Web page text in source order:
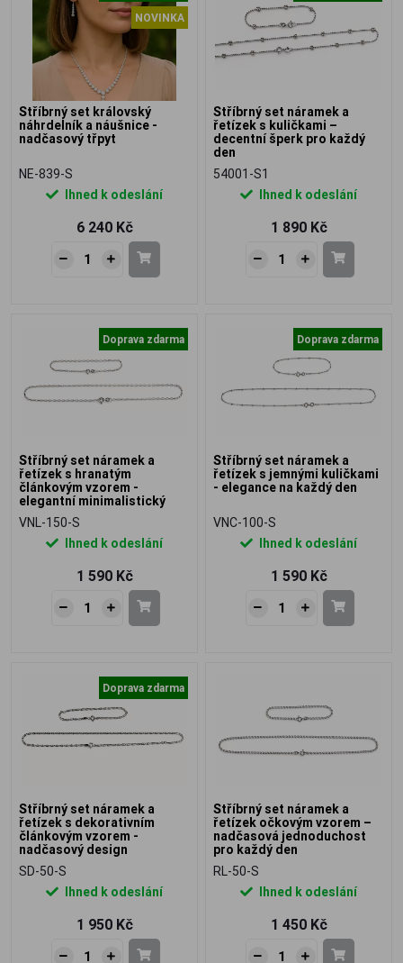
NOVINKA
Stříbrný set královský
náhrdelník a náušnice -
nadčasový třpyt
NE-839-S
Ihned k odeslání
6 240 Kč
Stříbrný set náramek a
řetízek s kuličkami –
decentní šperk pro každý
den
54001-S1
Ihned k odeslání
1 890 Kč
Doprava zdarma
Stříbrný set náramek a
řetízek s hranatým
článkovým vzorem -
elegantní minimalistický
šperk
VNL-150-S
Ihned k odeslání
1 590 Kč
Doprava zdarma
Stříbrný set náramek a
řetízek s jemnými kuličkami
- elegance na každý den
VNC-100-S
Ihned k odeslání
1 590 Kč
Doprava zdarma
Stříbrný set náramek a
řetízek s dekorativním
článkovým vzorem -
nadčasový design
SD-50-S
Ihned k odeslání
1 950 Kč
Stříbrný set náramek a
řetízek očkovým vzorem –
nadčasová jednoduchost
pro každý den
RL-50-S
Ihned k odeslání
1 450 Kč